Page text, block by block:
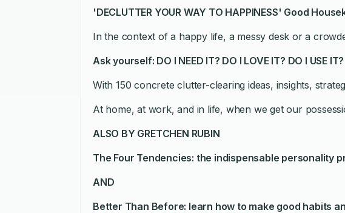
'DECLUTTER YOUR WAY TO HAPPINESS' Good
In the context of a happy life, a messy desk or a
Ask yourself: DO I NEED IT? DO I LOVE IT? DO I USE IT?
With 150 concrete clutter-clearing ideas, insights,
At home, at work, and in life, when we get our
ALSO BY GRETCHEN RUBIN
The Four Tendencies: the indispensable personality
AND
Better Than Before: learn how to make good habits